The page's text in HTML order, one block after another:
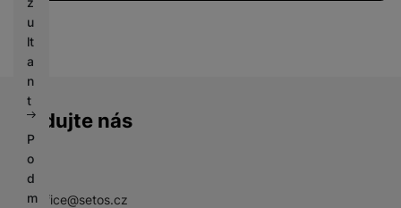
u
lt
a
n
t
P
o
d
m
Sledujte nás
Facebook
sbsoffice@setos.cz